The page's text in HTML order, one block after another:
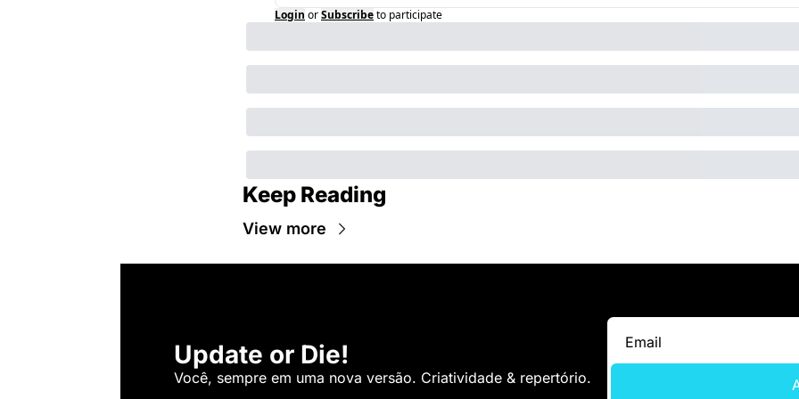
Login orSubscribeto participate
Keep Reading
View more
Update or Die!
Você, sempre em uma nova versão. Criatividade & repertório.